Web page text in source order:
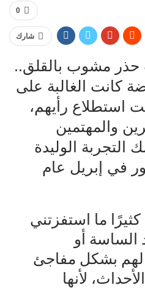
0
شارك
مشوب بالقلق..
كانت الغالبة على
استطلاع رأيهم،
والمهتمين
التجربة الوليدة
في إبريل عام
ما استفزتني
الساسة أو
بشكل مفاجئ
لأنها